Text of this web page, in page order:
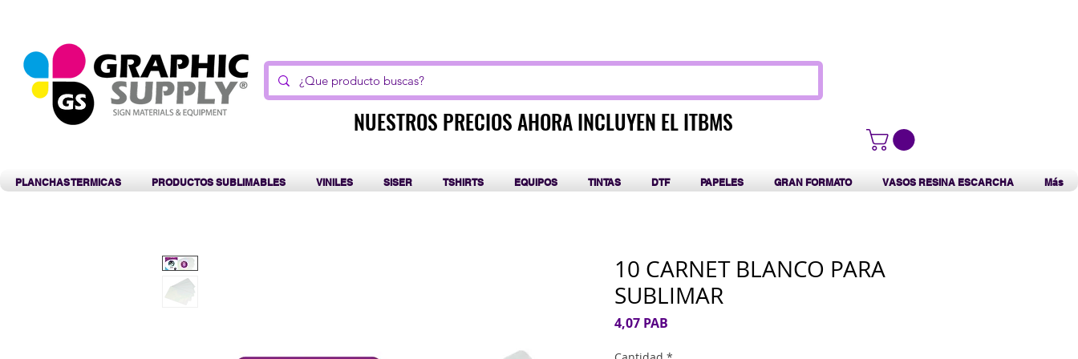
NUESTROS PRECIOS AHORA INCLUYEN EL ITBMS
NUESTROS PRECIOS AHORA INCLUYEN EL ITBMS
PLANCHAS TERMICAS PRODUCTOS SUBLIMABLES VINILES SISER TSHIRTS EQUIPOS TINTAS DTF PAPELES GRAN FORMATO VASOS RESINA ESCARCHA Más
10 CARNET BLANCO PARA
SUBLIMAR
4,07 PAB